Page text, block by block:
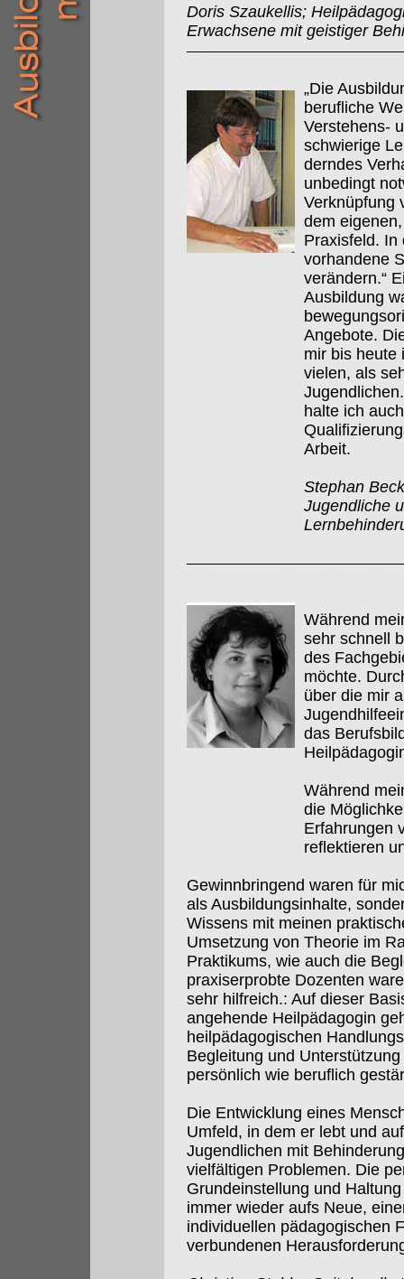
Doris Szaukellis;
Erwachsene mit geistiger
„Die
berufliche
Verstehens-
schwierige
derndes
unbedingt
Verknüpfung
dem
Praxisfeld. In
vorhandene
verändern.“
Ausbildung
Angebote.
mir bis heute
vielen, als
halte ich
Arbeit.
Stephan
Jugendliche
Während
sehr schnell
des
möchte.
über die mir
das
Während
die
Erfahrungen
reflektieren
Gewinnbringend waren für
als Ausbildungsinhalte,
Wissens mit meinen
Umsetzung von Theorie im
Praktikums, wie auch die
praxiserprobte Dozenten
sehr hilfreich.: Auf dieser
angehende Heilpädagogin
heilpädagogischen
Begleitung und
persönlich wie beruflich
Die Entwicklung eines
Umfeld, in dem er lebt und
Jugendlichen mit
vielfältigen Problemen. Die
Grundeinstellung und
immer wieder aufs Neue,
individuellen pädagogischen
verbundenen